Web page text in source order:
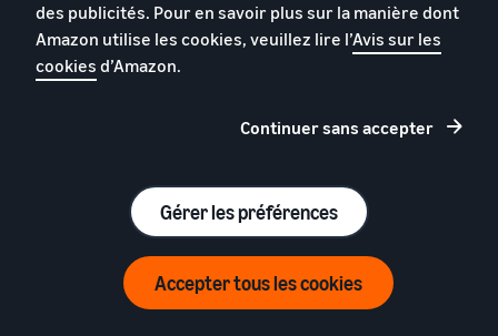
Assurez un support après-vente adapté
documentation complète en français : manuel
de garantie et conseils d'entretien. Prévoyez des
solutions pour les échanges de taille, les
problèmes d'appairage d'appareils ou les
réclamations de garantie.
des publicités. Pour en savoir plus sur la manière dont
Amazon utilise les cookies, veuillez lire l’Avis sur les
cookies d’Amazon.
Continuer sans accepter
Gérer les préférences
Accepter tous les cookies